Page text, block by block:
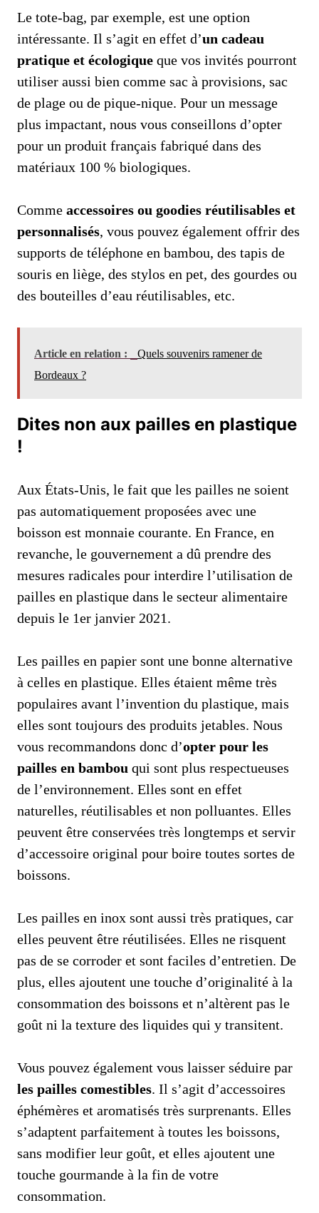
Le tote-bag, par exemple, est une option
intéressante. Il s’agit en effet d’un cadeau
pratique et écologique que vos invités pourront
utiliser aussi bien comme sac à provisions, sac
de plage ou de pique-nique. Pour un message
plus impactant, nous vous conseillons d’opter
pour un produit français fabriqué dans des
matériaux 100 % biologiques.
Comme accessoires ou goodies réutilisables et
personnalisés, vous pouvez également offrir des
supports de téléphone en bambou, des tapis de
souris en liège, des stylos en pet, des gourdes ou
des bouteilles d’eau réutilisables, etc.
Article en relation :
Quels souvenirs ramener de
Bordeaux ?
Dites non aux pailles en plastique
!
Aux États-Unis, le fait que les pailles ne soient
pas automatiquement proposées avec une
boisson est monnaie courante. En France, en
revanche, le gouvernement a dû prendre des
mesures radicales pour interdire l’utilisation de
pailles en plastique dans le secteur alimentaire
depuis le 1er janvier 2021.
Les pailles en papier sont une bonne alternative
à celles en plastique. Elles étaient même très
populaires avant l’invention du plastique, mais
elles sont toujours des produits jetables. Nous
vous recommandons donc d’opter pour les
pailles en bambou qui sont plus respectueuses
de l’environnement. Elles sont en effet
naturelles, réutilisables et non polluantes. Elles
peuvent être conservées très longtemps et servir
d’accessoire original pour boire toutes sortes de
boissons.
Les pailles en inox sont aussi très pratiques, car
elles peuvent être réutilisées. Elles ne risquent
pas de se corroder et sont faciles d’entretien. De
plus, elles ajoutent une touche d’originalité à la
consommation des boissons et n’altèrent pas le
goût ni la texture des liquides qui y transitent.
Vous pouvez également vous laisser séduire par
les pailles comestibles. Il s’agit d’accessoires
éphémères et aromatisés très surprenants. Elles
s’adaptent parfaitement à toutes les boissons,
sans modifier leur goût, et elles ajoutent une
touche gourmande à la fin de votre
consommation.